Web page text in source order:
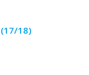
18)